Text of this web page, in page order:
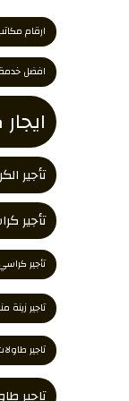
ارقام
افضل
تأجير
تأجير
تأجير
تاجير زينة
تاجير
تاجير